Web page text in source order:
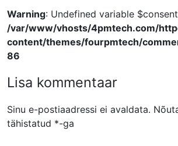
Warning: Undefined variable
/var/www/vhosts/4pmtech.com/
content/themes/fourpmtech/
86
Lisa kommentaar
Sinu e-postiaadressi ei avaldata.
tähistatud *-ga